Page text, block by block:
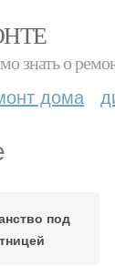
знать о
дома
под